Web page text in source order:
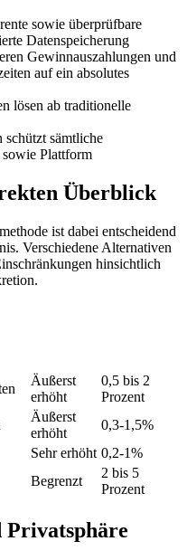
sowie überprüfbare
Datenspeicherung
Gewinnauszahlungen und
auf ein absolutes
lösen ab traditionelle
sämtliche
Plattform
Überblick
ist dabei entscheidend
Verschiedene Alternativen
hinsichtlich
Äußerst
erhöht
0,5 bis 2
Prozent
Äußerst
erhöht
0,3-1,5%
Sehr erhöht 0,2-1%
Begrenzt
2 bis 5
Prozent
Privatsphäre